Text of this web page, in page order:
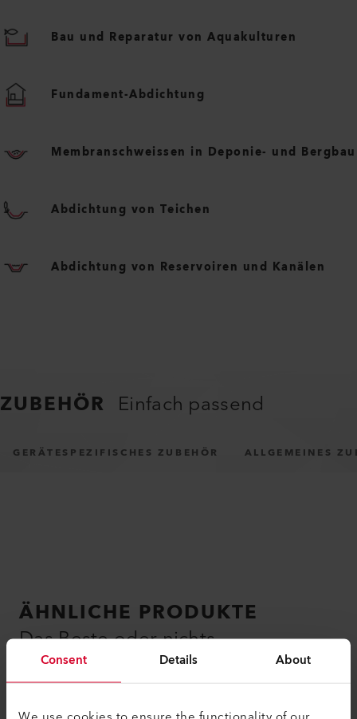
Consent Details About
Bau und Reparatur von Aquakulturen
Fundament-Abdichtung
Membranschweissen in Deponie- und Bergbau
Abdichtung von Teichen
Abdichtung von Reservoiren und Kanälen
ZUBEHÖR Einfach passend
GERÄTESPEZIFISCHES ZUBEHÖR ALLGEMEINES
ÄHNLICHE PRODUKTE
Das Beste oder nichts